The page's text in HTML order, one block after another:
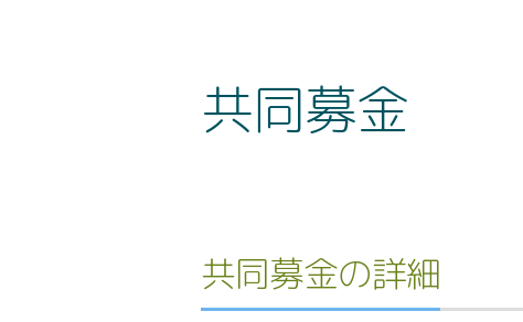
共同募金
共同募金の詳細